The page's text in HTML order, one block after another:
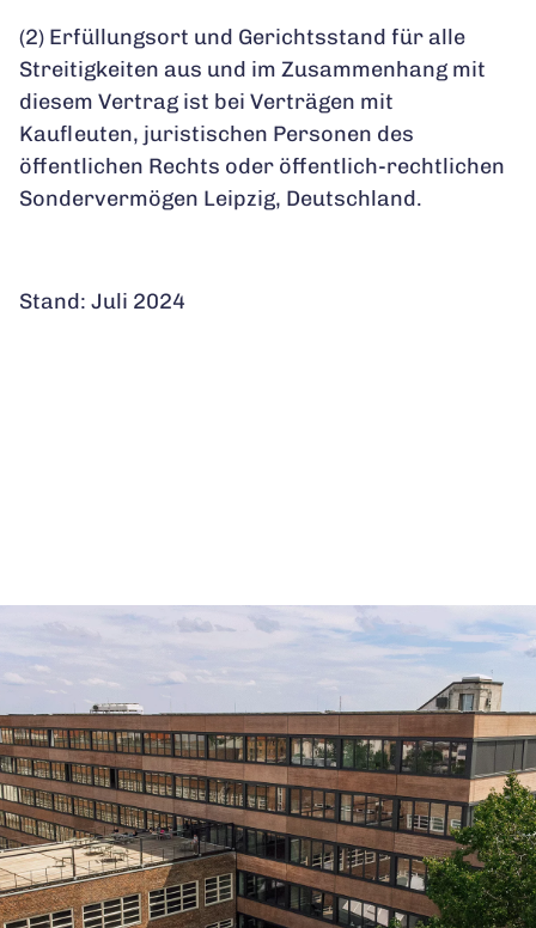
(2) Erfüllungsort und Gerichtsstand für alle
Streitigkeiten aus und im Zusammenhang mit
diesem Vertrag ist bei Verträgen mit
Kaufleuten, juristischen Personen des
öffentlichen Rechts oder öffentlich-rechtlichen
Sondervermögen Leipzig, Deutschland.
Stand: Juli 2024